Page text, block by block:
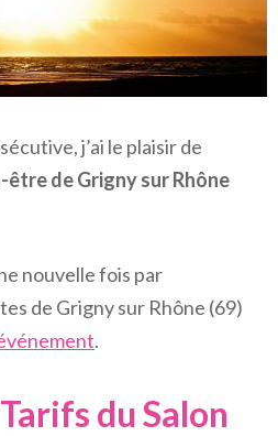
j’ai le plaisir de
être de Grigny sur Rhône
nouvelle fois par
de Grigny sur Rhône (69)
.
du Salon